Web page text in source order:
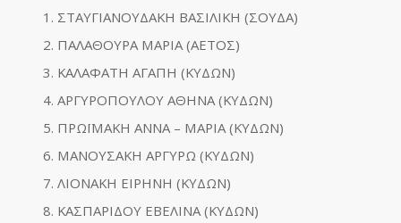
ΣΤΑΥΓΙΑΝΟΥΔΑΚΗ ΒΑΣΙΛΙΚΗ (ΣΟΥΔΑ)
ΠΑΛΑΘΟΥΡΑ ΜΑΡΙΑ (ΑΕΤΟΣ)
ΚΑΛΑΦΑΤΗ ΑΓΑΠΗ (ΚΥΔΩΝ)
ΑΡΓΥΡΟΠΟΥΛΟΥ ΑΘΗΝΑ (ΚΥΔΩΝ)
ΠΡΩΪΜΑΚΗ ΑΝΝΑ – ΜΑΡΙΑ (ΚΥΔΩΝ)
ΜΑΝΟΥΣΑΚΗ ΑΡΓΥΡΩ (ΚΥΔΩΝ)
ΛΙΟΝΑΚΗ ΕΙΡΗΝΗ (ΚΥΔΩΝ)
ΚΑΣΠΑΡΙΔΟΥ ΕΒΕΛΙΝΑ (ΚΥΔΩΝ)